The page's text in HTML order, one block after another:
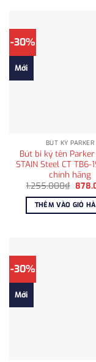
-30%
Mới
BÚT KÝ PARKER
Bút bi ký tên Parker
STAIN Steel CT TB6-
chính hãng
1.255.000₫ Giá
là:
THÊM VÀO GIỎ
-30%
Mới